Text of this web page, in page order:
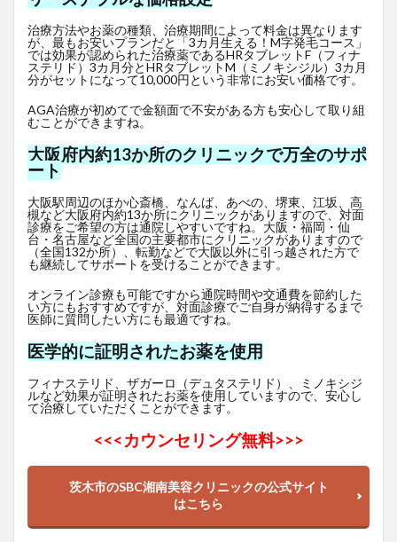
治療方法やお薬の種類、治療期間によって料金は異なります
が、最もお安いプランだと「3カ月生える！M字発毛コース」
では効果が認められた治療薬であるHRタブレットF （フィナ
ステリド）3カ月分とHRタブレットM（ミノキシジル）3カ月
分がセットになって10,000円という非常にお安い価格です。
AGA治療が初めてで金額面で不安がある方も安心して取り組
むことができますね。
大阪府内約13か所のクリニックで万全のサポ
ート
大阪駅周辺のほか心斎橋、なんば、あべの、堺東、江坂、高
槻など大阪府内約13か所にクリニックがありますので、対面
診療をご希望の方は通院しやすいですね。大阪・福岡・仙
台・名古屋など全国の主要都市にクリニックがありますので
（全国132か所）、転勤などで大阪以外に引っ越された方で
も継続してサポートを受けることができます。
オンライン診療も可能ですから通院時間や交通費を節約した
い方にもおすすめですが、対面診療でご自身が納得するまで
医師に質問したい方にも最適ですね。
医学的に証明されたお薬を使用
フィナステリド、ザガーロ（デュタステリド）、ミノキシジ
ルなど効果が証明されたお薬を使用していますので、安心し
て治療していただくことができます。
<<<カウンセリング無料>>>
茨木市のSBC湘南美容クリニックの公式サイト
はこちら